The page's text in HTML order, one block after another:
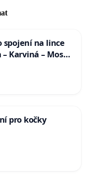
spojení na lince
Karviná – Mosty
pro kočky